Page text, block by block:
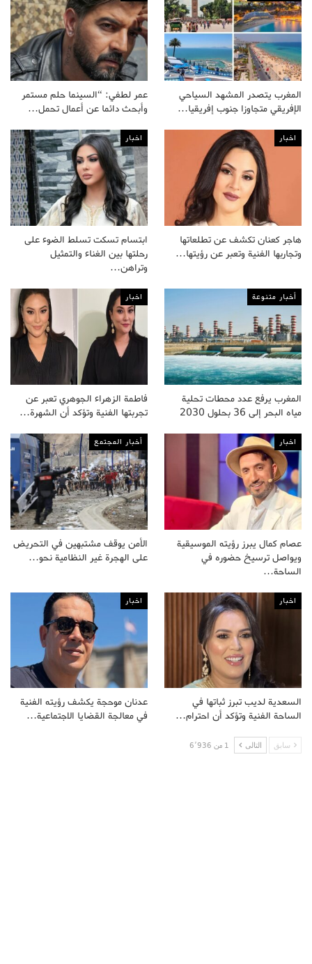
المغرب يتصدر المشهد السياحي
الإفريقي متجاوزا جنوب إفريقيا…
عمر لطفي: “السينما حلم مستمر
وأبحث دائما عن أعمال تحمل…
اخبار
هاجر كعنان تكشف عن تطلعاتها
وتجاربها الفنية وتعبر عن رؤيتها…
اخبار
ابتسام تسكت تسلط الضوء على
رحلتها بين الغناء والتمثيل
وتراهن…
أخبار متنوعة
المغرب يرفع عدد محطات تحلية
مياه البحر إلى 36 بحلول 2030
اخبار
فاطمة الزهراء الجوهري تعبر عن
تجربتها الفنية وتؤكد أن الشهرة…
اخبار
عصام كمال يبرز رؤيته الموسيقية
ويواصل ترسيخ حضوره في
الساحة…
أخبار المجتمع
الأمن يوقف مشتبهين في التحريض
على الهجرة غير النظامية نحو…
اخبار
السعدية لديب تبرز ثباتها في
الساحة الفنية وتؤكد أن احترام…
اخبار
عدنان موحجة يكشف رؤيته الفنية
في معالجة القضايا الاجتماعية…
سابق التالى 1 من 6٬936